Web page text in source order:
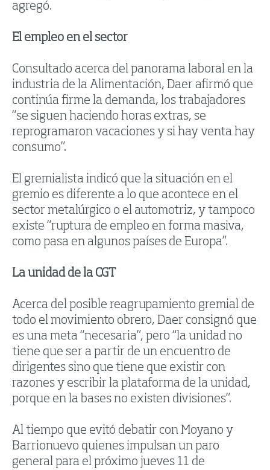
agregó.
El empleo en el sector
Consultado acerca del panorama laboral en la
industria de la Alimentación, Daer afirmó que
continúa firme la demanda, los trabajadores
“se siguen haciendo horas extras, se
reprogramaron vacaciones y si hay venta hay
consumo”.
El gremialista indicó que la situación en el
gremio es diferente a lo que acontece en el
sector metalúrgico o el automotriz, y tampoco
existe “ruptura de empleo en forma masiva,
como pasa en algunos países de Europa”.
La unidad de la CGT
Acerca del posible reagrupamiento gremial de
todo el movimiento obrero, Daer consignó que
es una meta “necesaria”, pero “la unidad no
tiene que ser a partir de un encuentro de
dirigentes sino que tiene que existir con
razones y escribir la plataforma de la unidad,
porque en la bases no existen divisiones”.
Al tiempo que evitó debatir con Moyano y
Barrionuevo quienes impulsan un paro
general para el próximo jueves 11 de